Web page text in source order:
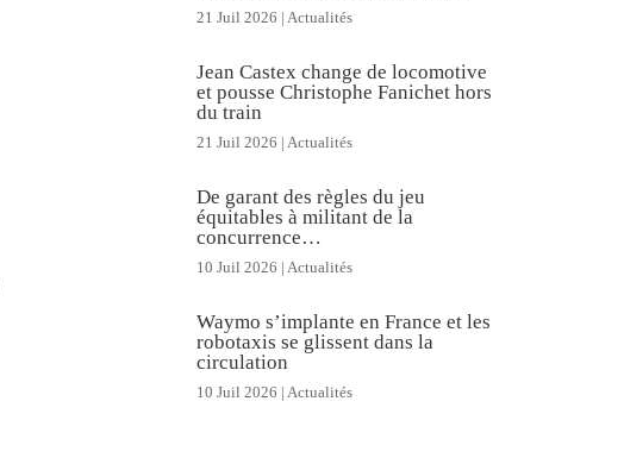
21 Juil 2026 | Actualités
Jean Castex change de locomotive
et pousse Christophe Fanichet hors
du train
21 Juil 2026 | Actualités
De garant des règles du jeu
équitables à militant de la
concurrence…
10 Juil 2026 | Actualités
Waymo s’implante en France et les
robotaxis se glissent dans la
circulation
10 Juil 2026 | Actualités